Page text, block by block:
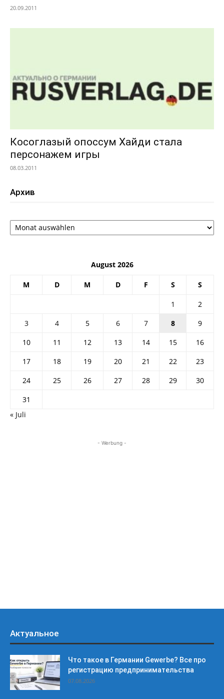
20.09.2011
Косоглазый опоссум Хайди стала
персонажем игры
08.03.2011
Архив
Архив
August 2026
M D M D F S S
1
2
3
4 5 6 7 8
9
10
11 12 13 14 15
16
17
18 19 20 21 22
23
24
25 26 27 28 29
30
31
« Juli
- Werbung -
Актуальное
Что такое в Германии Gewerbe? Все про
регистрацию предпринимательства
07.08.2026